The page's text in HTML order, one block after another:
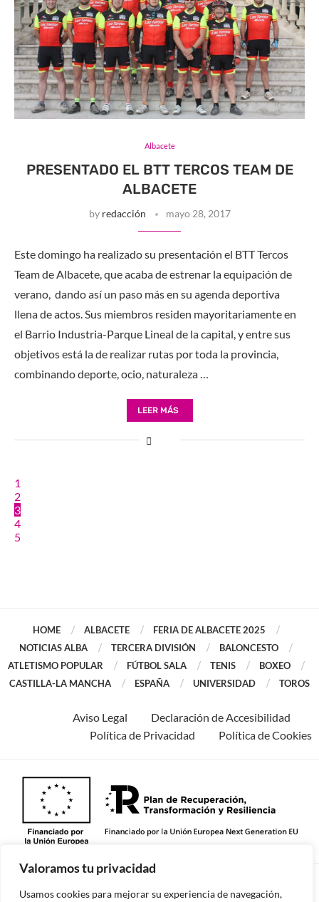
Valoramos tu privacidad
Usamos cookies para mejorar su experiencia de navegación,
Albacete
PRESENTADO EL BTT TERCOS TEAM DE
ALBACETE
by redacción mayo 28, 2017
Este domingo ha realizado su presentación el BTT Tercos
Team de Albacete, que acaba de estrenar la equipación de
verano, dando así un paso más en su agenda deportiva
llena de actos. Sus miembros residen mayoritariamente en
el Barrio Industria-Parque Lineal de la capital, y entre sus
objetivos está la de realizar rutas por toda la provincia,
combinando deporte, ocio, naturaleza …
LEER MÁS
1
2
3
4
5
HOME ALBACETE
FERIA DE ALBACETE 2025
NOTICIAS ALBA
TERCERA DIVISIÓN
BALONCESTO
ATLETISMO POPULAR
FÚTBOL SALA TENIS
BOXEO
CASTILLA-LA MANCHA
ESPAÑA UNIVERSIDAD TOROS
Aviso Legal
Declaración de Accesibilidad
Política de Privacidad
Política de Cookies